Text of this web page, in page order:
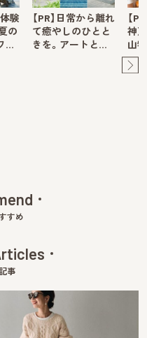
験
の
…
【PR】日常から離れ
て癒やしのひとと
きを。アートと…
【
神
山
すめ
事